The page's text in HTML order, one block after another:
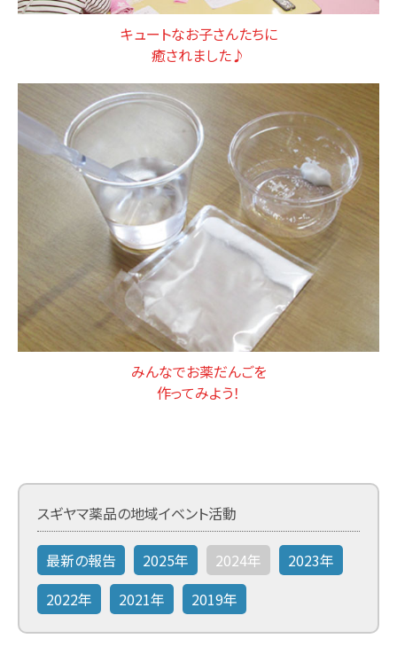
キュートなお子さんたちに
癒されました♪
みんなでお薬だんごを
作ってみよう！
スギヤマ薬品の地域イベント活動
最新の報告 2025年 2024年
2023年
2022年
2021年 2019年